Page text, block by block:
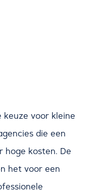
keuze voor kleine
die een
hoge kosten. De
het voor een